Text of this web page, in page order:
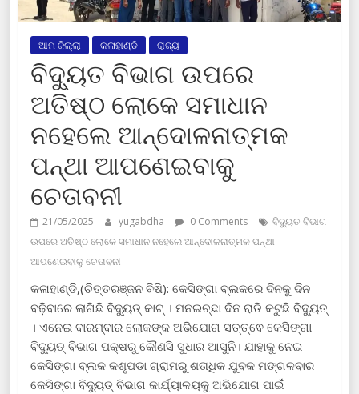
ଆମ ଜିଲ୍ଲା କଳାହାଣ୍ଡି ରାଜ୍ୟ
ବିଦ୍ୟୁତ ବିଭାଗ ଉପରେ
ଅତିଷ୍ଠ ଲୋକେ ସମାଧାନ
ନହେଲେ ଆନ୍ଦୋଳନାତ୍ମକ
ପନ୍ଥା ଆପଣେଇବାକୁ
ଚେତାବନୀ
21/05/2025 yugabdha 0 Comments
ବିଦ୍ୟୁତ ବିଭାଗ
ଉପରେ ଅତିଷ୍ଠ ଲୋକେ ସମାଧାନ ନହେଲେ ଆନ୍ଦୋଳନାତ୍ମକ ପନ୍ଥା
ଆପଣେଇବାକୁ ଚେତାବନୀ
କଳାହାଣ୍ଡି,(ଚିତ୍ତରଞ୍ଜନ ବିଷି): କେସିଙ୍ଗା ବ୍ଲକରେ ଦିନକୁ ଦିନ
ବଢ଼ିବାରେ ଲାଗିଛି ବିଦ୍ୟୁତ୍ କାଟ୍ । ମନଇଚ୍ଛା ଦିନ ରାତି କଟୁଛି ବିଦ୍ୟୁତ୍
। ଏନେଇ ବାରମ୍ବାର ଲୋକଙ୍କ ଅଭିଯୋଗ ସତ୍ତ୍ଵେ କେସିଙ୍ଗା
ବିଦ୍ୟୁତ୍ ବିଭାଗ ପକ୍ଷରୁ କୌଣସି ସୁଧାର ଆସୁନି। ଯାହାକୁ ନେଇ
କେସିଙ୍ଗା ବ୍ଲକ କଶୃପଡା ଗ୍ରାମରୁ ଶତାଧିକ ଯୁବକ ମଙ୍ଗଳବାର
କେସିଙ୍ଗା ବିଦ୍ୟୁତ୍ ବିଭାଗ କାର୍ଯ୍ୟାଳୟକୁ ଅଭିଯୋଗ ପାଇଁ